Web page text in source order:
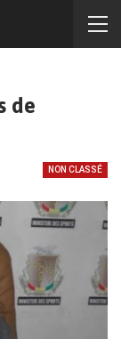
de
NON CLASSÉ